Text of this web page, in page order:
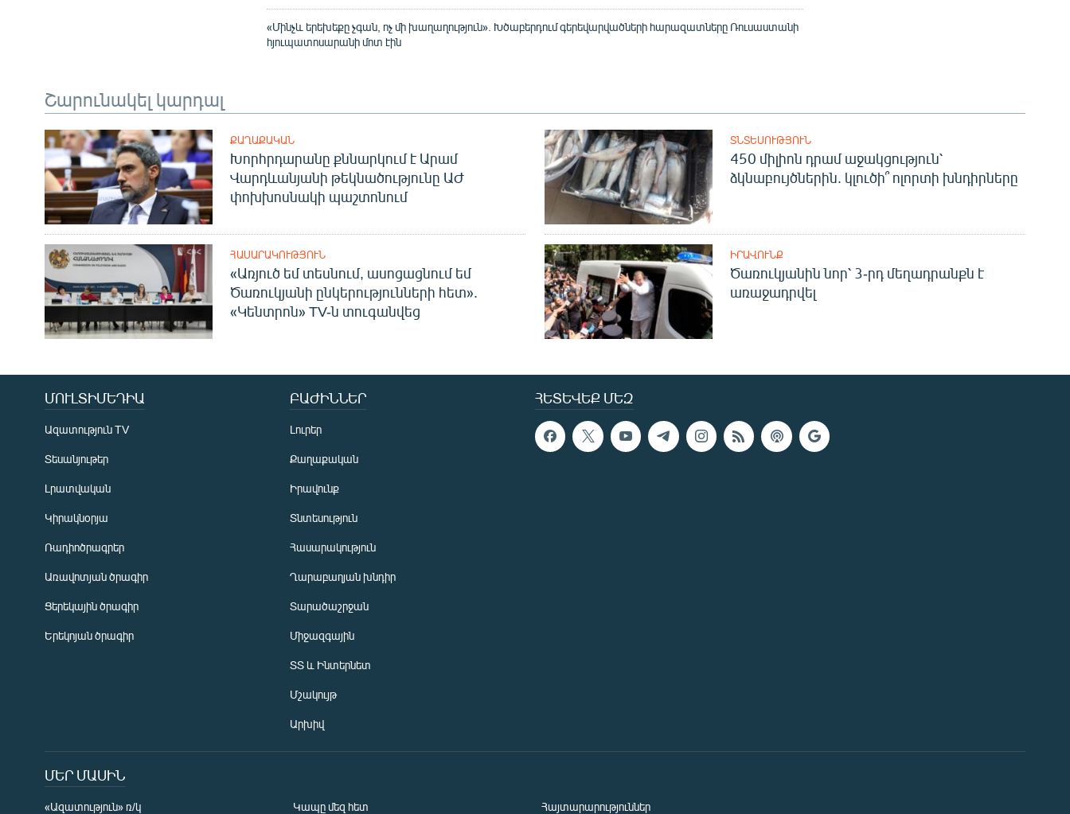
«Մինչև երեխեքը չգան, ոչ մի խաղաղություն». Խծաբերդում գերեվարվածների հարազատները Ռուսաստանի
հյուպատոսարանի մոտ էին
Շարունակել կարդալ
ՔԱՂԱՔԱԿԱՆ
Խորհրդարանը քննարկում է Արամ
Վարդևանյանի թեկնածությունը ԱԺ
փոխխոսնակի պաշտոնում
ՏՆՏԵՍՈՒԹՅՈՒՆ
450 միլիոն դրամ աջակցություն՝
ձկնաբույծներին. կլուծի՞ ոլորտի խնդիրները
ՀԱՍԱՐԱԿՈՒԹՅՈՒՆ
«Առյուծ եմ տեսնում, ասոցացնում եմ
Ծառուկյանի ընկերությունների հետ».
«Կենտրոն» TV-ն տուգանվեց
ԻՐԱՎՈՒՆՔ
Ծառուկյանին նոր՝ 3-րդ մեղադրանքն է
առաջադրվել
ՀԵՏԵՎԵՔ ՄԵԶ
ՄՈՒԼՏԻՄԵԴԻԱ
Ազատություն TV
Տեսանյութեր
Լրատվական
Կիրակնօրյա
Ռադիոծրագրեր
Առավոտյան ծրագիր
Ցերեկային ծրագիր
Երեկոյան ծրագիր
ԲԱԺԻՆՆԵՐ
Լուրեր
Քաղաքական
Իրավունք
Տնտեսություն
Հասարակություն
Ղարաբաղյան խնդիր
Տարածաշրջան
Միջազգային
ՏՏ և Ինտերնետ
Մշակույթ
Արխիվ
ՄԵՐ ՄԱՍԻՆ
«Ազատություն» ռ/կ Կապը մեզ հետ Հայտարարություններ